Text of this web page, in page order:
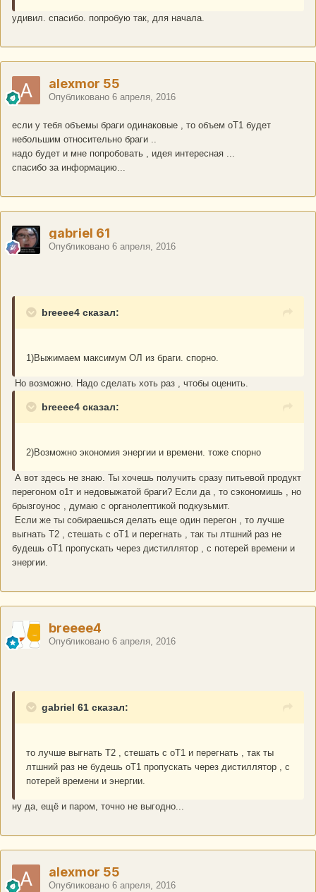
удивил. спасибо. попробую так, для начала.
alexmor 55
Опубликовано 6 апреля, 2016
если у тебя объемы браги одинаковые , то объем оТ1 будет
небольшим относительно браги ..
надо будет и мне попробовать , идея интересная ...
спасибо за информацию...
gabriel 61
Опубликовано 6 апреля, 2016
breeee4 сказал:
1)Выжимаем максимум ОЛ из браги. спорно.
Но возможно. Надо сделать хоть раз , чтобы оценить.
breeee4 сказал:
2)Возможно экономия энергии и времени. тоже спорно
А вот здесь не знаю. Ты хочешь получить сразу питьевой продукт
перегоном о1т и недовыжатой браги? Если да , то сэкономишь , но
брызгоунос , думаю с органолептикой подкузьмит.
Если же ты собираешься делать еще один перегон , то лучше
выгнать Т2 , стешать с оТ1 и перегнать , так ты лтшний раз не
будешь оТ1 пропускать через дистиллятор , с потерей времени и
энергии.
breeee4
Опубликовано 6 апреля, 2016
gabriel 61 сказал:
то лучше выгнать Т2 , стешать с оТ1 и перегнать , так ты
лтшний раз не будешь оТ1 пропускать через дистиллятор , с
потерей времени и энергии.
ну да, ещё и паром, точно не выгодно...
alexmor 55
Опубликовано 6 апреля, 2016